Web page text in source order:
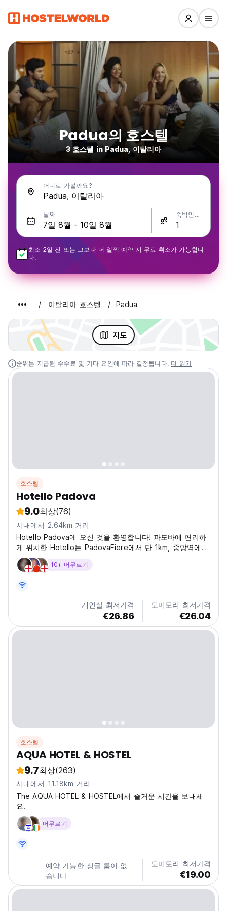
Padua의 호스텔
3 호스텔 in Padua, 이탈리아
어디로 가볼까요?
날짜 숙박인원
최소 2일 전 또는 그보다 더 일찍 예약 시 무료 취소가 가능합니
다.
이탈리아 호스텔 Padua
지도
순위는 지급된 수수료 및 기타 요인에 따라 결정됩니다. 더 읽기
호스텔
Hotello Padova
9.0최상(76)
시내에서 2.64km 거리
Hotello Padova에 오신 것을 환영합니다! 파도바에 편리하
게 위치한 Hotello는 PadovaFiere에서 단 1km, 중앙역에서
가까운 거리에 있으며, 멋진 도시 전망을 갖춘 현대적인 숙박
을 제공합니다. 저희 숙소는 전체 금연 시설로, 편안함과 사
런트 데스크, 건물 전체에서 무료 고속 Wi-Fi, 그리고 탁구,
테이블 축구, 다트, 비디오 게임이 구비된 활기찬 라운지 및
10+ 머무르기
개인실 최저가격
€26.86
도미토리 최저가격
€26.04
호스텔
AQUA HOTEL & HOSTEL
9.7최상(263)
시내에서 11.18km 거리
The AQUA HOTEL & HOSTEL에서 즐거운 시간을 보내세
요.
머무르기
예약 가능한 싱글 룸이 없
습니다
도미토리 최저가격
€19.00